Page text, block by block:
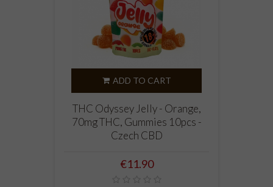
ADD TO CART
THC Odyssey Jelly - Orange,
70mg THC, Gummies 10pcs -
Czech CBD
Price
€11.90